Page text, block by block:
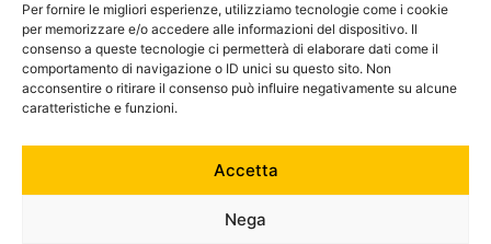
Per fornire le migliori esperienze, utilizziamo tecnologie come i cookie
per memorizzare e/o accedere alle informazioni del dispositivo. Il
consenso a queste tecnologie ci permetterà di elaborare dati come il
comportamento di navigazione o ID unici su questo sito. Non
acconsentire o ritirare il consenso può influire negativamente su alcune
caratteristiche e funzioni.
Accetta
Nega
Catalogo
Tecnologia
News
Contatti
Hai bisogno di aiuto?
+39 0121 600752
info@australian-srl.com